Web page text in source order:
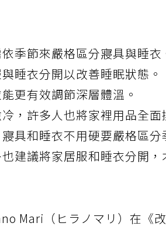
季節來嚴格區分寢具與睡衣
睡衣分開以改善睡眠狀態。
更有效調節深層體溫。
，許多人也將家裡用品全
寢具和睡衣不用硬要嚴格區
建議將家居服和睡衣分開
Mari（ヒラノマリ）在《